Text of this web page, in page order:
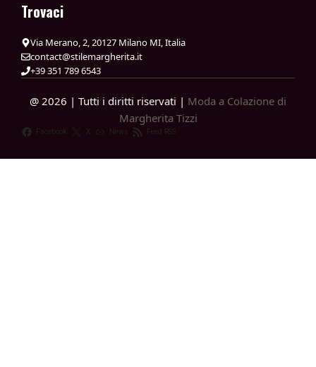
Trovaci
Via Merano, 2, 20127 Milano MI, Italia
contact@stilemargherita.it
+39 351 789 6543
@ 2026 | Tutti i diritti riservati | Moda a Colazione di
Margherita Tizzi
Facebook X News Feed RSS